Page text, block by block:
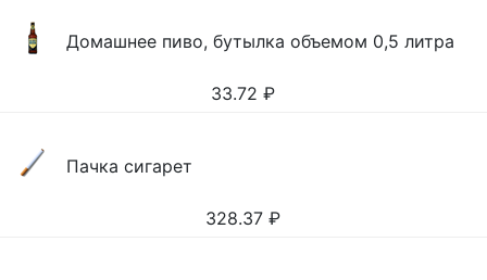
Домашнее пиво, бутылка объемом 0,5 литра
33.72 ₽
Пачка сигарет
328.37 ₽